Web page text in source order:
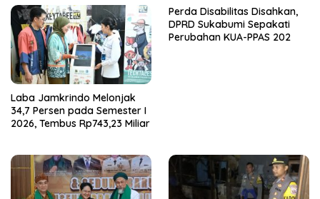
Laba Jamkrindo Melonjak
34,7 Persen pada Semester I
2026, Tembus Rp743,23 Miliar
Perda Disabilitas Disahkan,
DPRD Sukabumi Sepakati
Perubahan KUA-PPAS 202